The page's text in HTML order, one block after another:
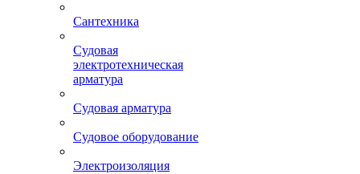
Сантехника
Судовая
электротехническая
арматура
Судовая арматура
Судовое оборудование
Электроизоляция